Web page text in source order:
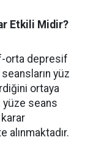
Etkili Midir?
orta depresif
yüz
ortaya
yüze seans